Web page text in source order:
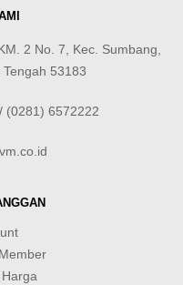
2 No. 7, Kec. Sumbang,
53183
(0281) 6572222